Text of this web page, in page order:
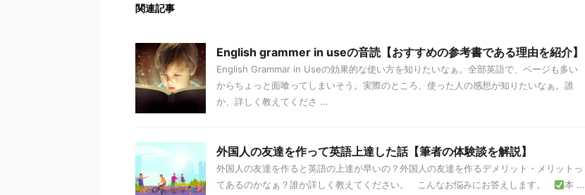
関連記事
English grammer in useの音読【おすすめの参考書である理由を紹介】
English Grammar in Useの効果的な使い方を知りたいなぁ。全部英語で、ページも多い
からちょっと面喰ってしまいそう。実際のところ、使った人の感想が知りたいなぁ。誰
か、詳しく教えてくださ ...
外国人の友達を作って英語上達した話【筆者の体験談を解説】
外国人の友達を作ると英語の上達が早いの？外国人の友達を作るデメリット・メリットっ
てあるのかなぁ？誰か詳しく教えてください。 こんなお悩みにお答えします。
本 ...